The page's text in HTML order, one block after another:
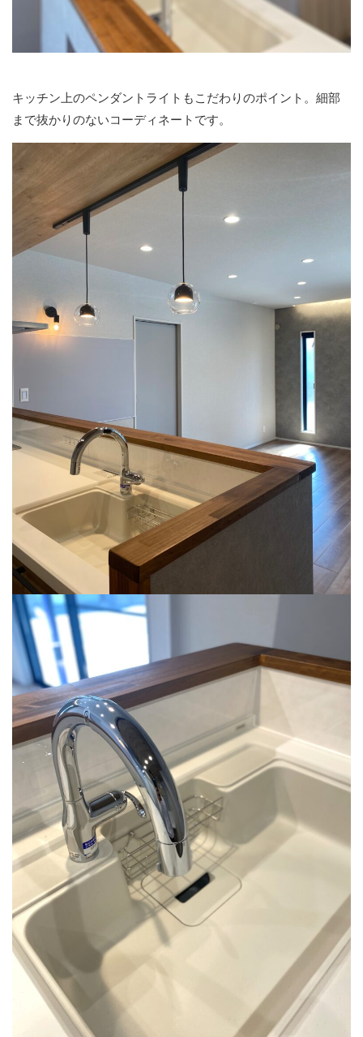
キッチン上のペンダントライトもこだわりのポイント。細部
まで抜かりのないコーディネートです。